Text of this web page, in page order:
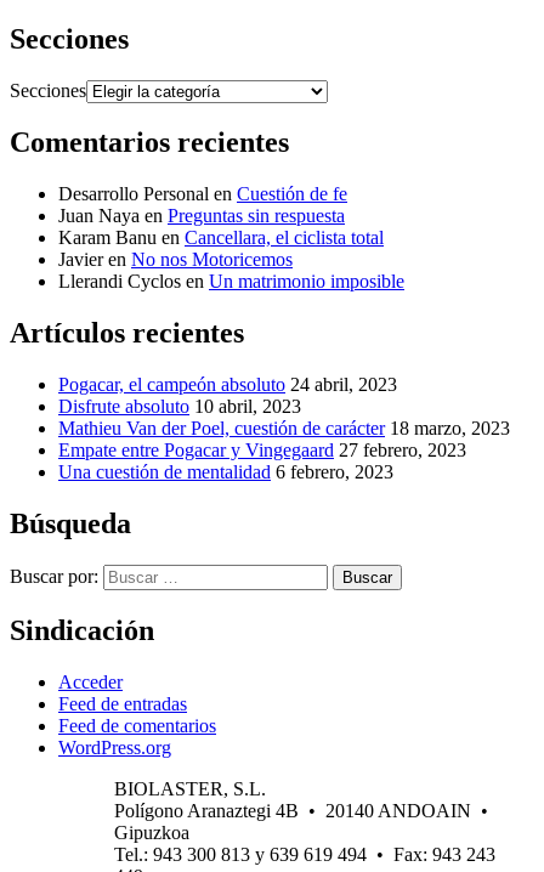
Secciones
Secciones
Comentarios recientes
Desarrollo Personal en Cuestión de fe
Juan Naya en Preguntas sin respuesta
Karam Banu en Cancellara, el ciclista total
Javieren No nos Motoricemos
Llerandi Cyclos en Un matrimonio imposible
Artículos recientes
Pogacar, el campeón absoluto 24 abril, 2023
Disfrute absoluto 10 abril, 2023
Mathieu Van der Poel, cuestión de carácter 18 marzo, 2023
Empate entre Pogacar y Vingegaard 27 febrero, 2023
Una cuestión de mentalidad 6 febrero, 2023
Búsqueda
Buscar por: Buscar
Sindicación
Acceder
Feed de entradas
Feed de comentarios
WordPress.org
BIOLASTER, S.L.
Polígono Aranaztegi 4B • 20140 ANDOAIN •
Gipuzkoa
Tel.: 943 300 813 y 639 619 494 • Fax: 943 243